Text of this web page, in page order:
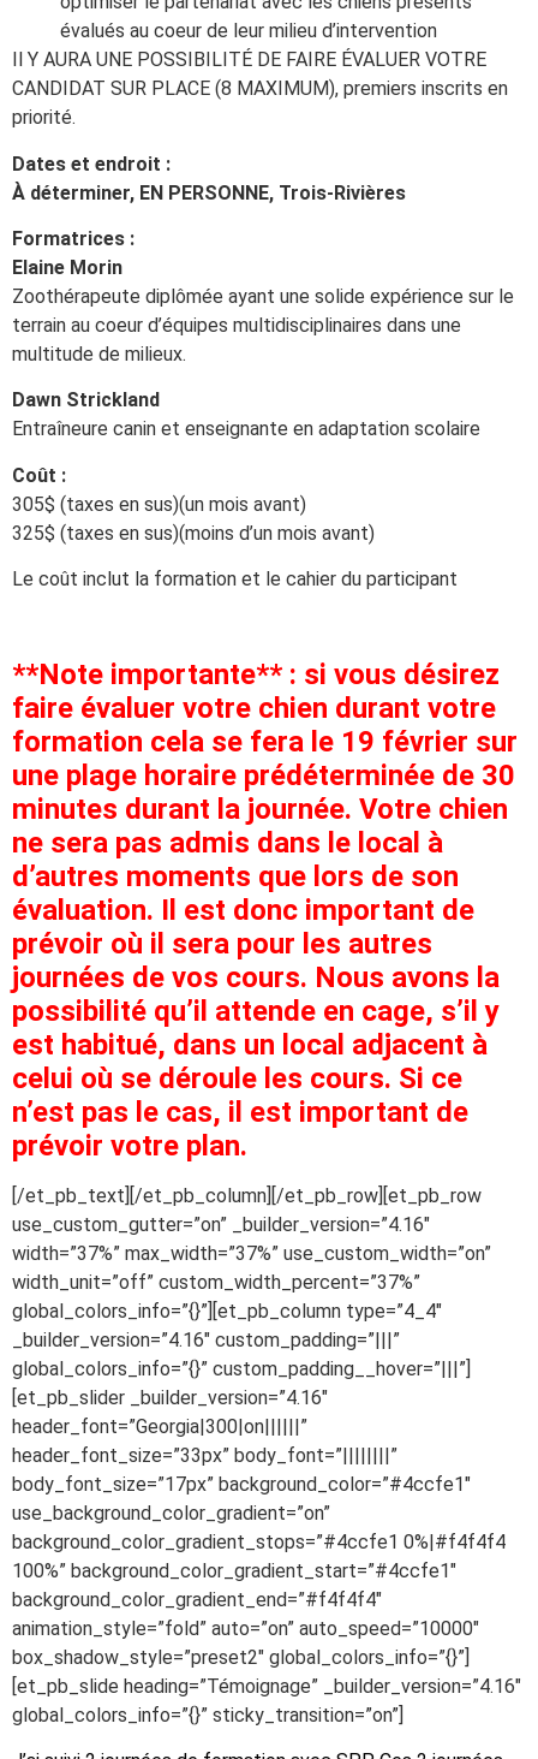
évalués au coeur de leur milieu d’intervention
Il Y AURA UNE POSSIBILITÉ DE FAIRE ÉVALUER VOTRE
CANDIDAT SUR PLACE (8 MAXIMUM), premiers inscrits en
priorité.
Dates et endroit :
À déterminer, EN PERSONNE, Trois-Rivières
Formatrices :
Elaine Morin
Zoothérapeute diplômée ayant une solide expérience sur le
terrain au coeur d’équipes multidisciplinaires dans une
multitude de milieux.
Dawn Strickland
Entraîneure canin et enseignante en adaptation scolaire
Coût :
305$ (taxes en sus)(un mois avant)
325$ (taxes en sus)(moins d’un mois avant)
Le coût inclut la formation et le cahier du participant
**Note importante** : si vous désirez
faire évaluer votre chien durant votre
formation cela se fera le 19 février sur
une plage horaire prédéterminée de 30
minutes durant la journée. Votre chien
ne sera pas admis dans le local à
d’autres moments que lors de son
évaluation. Il est donc important de
prévoir où il sera pour les autres
journées de vos cours. Nous avons la
possibilité qu’il attende en cage, s’il y
est habitué, dans un local adjacent à
celui où se déroule les cours. Si ce
n’est pas le cas, il est important de
prévoir votre plan.
[/et_pb_text][/et_pb_column][/et_pb_row][et_pb_row
use_custom_gutter=”on” _builder_version=”4.16″
width=”37%” max_width=”37%” use_custom_width=”on”
width_unit=”off” custom_width_percent=”37%”
global_colors_info=”{}”][et_pb_column type=”4_4″
_builder_version=”4.16″ custom_padding=”|||”
global_colors_info=”{}” custom_padding__hover=”|||”]
[et_pb_slider _builder_version=”4.16″
header_font=”Georgia|300|on||||||”
header_font_size=”33px” body_font=”||||||||”
body_font_size=”17px” background_color=”#4ccfe1″
use_background_color_gradient=”on”
background_color_gradient_stops=”#4ccfe1 0%|#f4f4f4
100%” background_color_gradient_start=”#4ccfe1″
background_color_gradient_end=”#f4f4f4″
animation_style=”fold” auto=”on” auto_speed=”10000″
box_shadow_style=”preset2″ global_colors_info=”{}”]
[et_pb_slide heading=”Témoignage” _builder_version=”4.16″
global_colors_info=”{}” sticky_transition=”on”]